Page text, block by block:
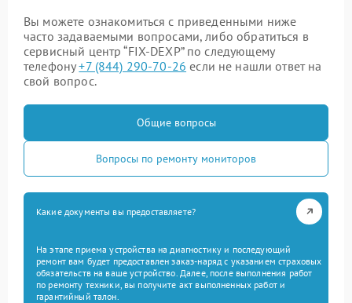
Вы можете ознакомиться с приведенными ниже
часто задаваемыми вопросами, либо обратиться в
сервисный центр “FIX-DEXP” по следующему
телефону+7 (844) 290-70-26 если не нашли ответ на
свой вопрос.
Общие вопросы
Вопросы по ремонту мониторов
Какие документы вы предоставляете?
На этапе приема устройства на диагностику и последующий
ремонт вам будет предоставлен заказ-наряд с указанием страховых
обязательств на ваше устройство. Далее, после выполнения работ
по ремонту техники, вы получите акт выполненных работ и
гарантийный талон.